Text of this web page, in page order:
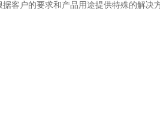
客户的要求和产品用途提供特殊的解决方